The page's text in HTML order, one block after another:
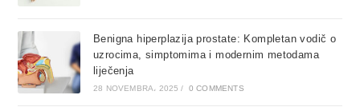
Benigna hiperplazija prostate: Kompletan vodič o
uzrocima, simptomima i modernim metodama
liječenja
28 NOVEMBRA، 2025 / 0 COMMENTS